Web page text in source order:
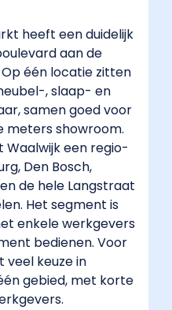
heeft een duidelijk
aan de
één locatie zitten
, slaap- en
samen goed voor
meters showroom.
een regio-
Den Bosch,
de hele Langstraat
Het segment is
enkele werkgevers
bedienen. Voor
keuze in
gebied, met korte